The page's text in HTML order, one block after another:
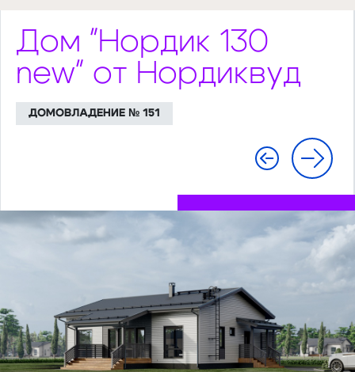
Дом "Нордик 130
new" от Нордиквуд
ДОМОВЛАДЕНИЕ № 151